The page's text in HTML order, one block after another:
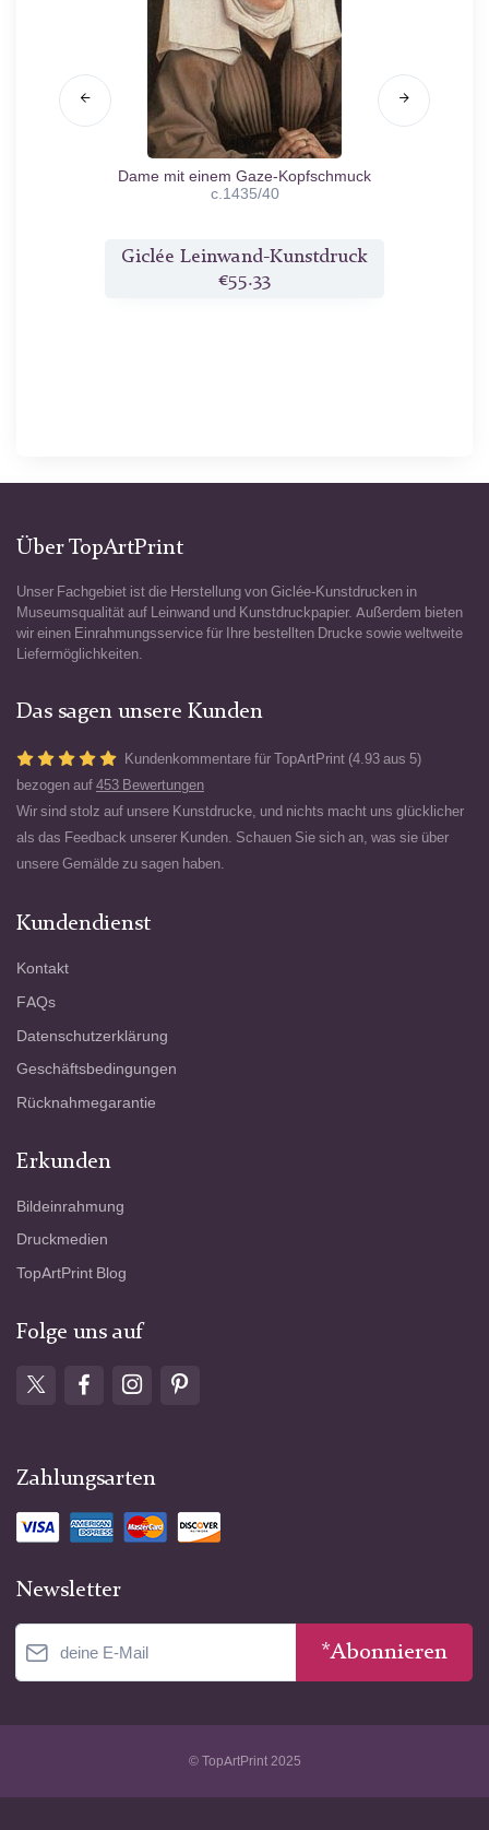
Dame mit einem Gaze-Kopfschmuck
c.1435/40
Giclée Leinwand-Kunstdruck
€55.33
Über TopArtPrint
Unser Fachgebiet ist die Herstellung von Giclée-Kunstdrucken in
Museumsqualität auf Leinwand und Kunstdruckpapier. Außerdem bieten
wir einen Einrahmungsservice für Ihre bestellten Drucke sowie weltweite
Liefermöglichkeiten.
Das sagen unsere Kunden
Kundenkommentare für TopArtPrint (4.93 aus 5)
bezogen auf 453 Bewertungen
Wir sind stolz auf unsere Kunstdrucke, und nichts macht uns glücklicher
als das Feedback unserer Kunden. Schauen Sie sich an, was sie über
unsere Gemälde zu sagen haben.
Kundendienst
Kontakt
FAQs
Datenschutzerklärung
Geschäftsbedingungen
Rücknahmegarantie
Erkunden
Bildeinrahmung
Druckmedien
TopArtPrint Blog
Folge uns auf
Zahlungsarten
Newsletter
*Abonnieren
© TopArtPrint 2025